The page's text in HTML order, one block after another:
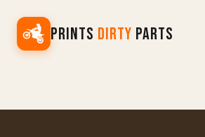
PRINTS DIRTY PARTS